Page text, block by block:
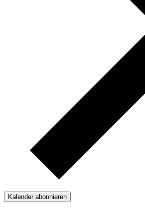
Kalender abonnieren